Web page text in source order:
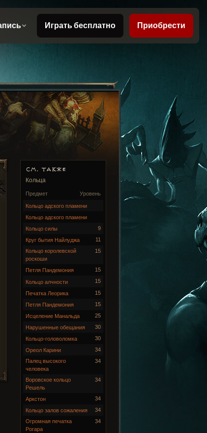
СМ. ТАКЖЕ
Кольца
Уровень
Предмет
Кольцо адского пламени
Кольцо адского пламени
Кольцо силы
9
Круг бытия Найлуджа
11
Кольцо королевской
роскоши
15
Петля Пандемония 15
Кольцо алчности 15
Печатка Леорика 15
Петля Пандемония 15
Исцеление Манальда 25
Нарушенные обещания 30
Кольцо-головоломка 30
Ореол Карини
34
Палец высокого
человека
34
Воровское кольцо
Решель
34
Аркстон 34
Кольцо залов сожаления
34
Огромная печатка
Рогара
34